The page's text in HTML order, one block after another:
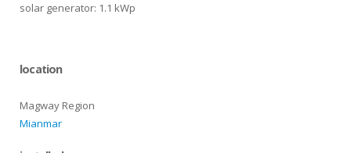
solar generator: 1.1 kWp
location
Magway Region
Mianmar